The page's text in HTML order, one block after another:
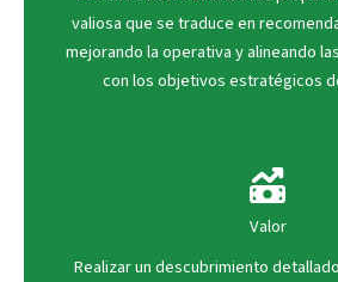
valiosa que se traduce en
mejorando la operativa y alineando
con los objetivos estratégicos
Valor
Realizar un descubrimiento